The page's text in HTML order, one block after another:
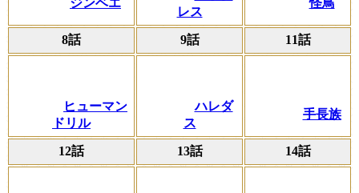
ジンベエ
レス
怪鳥
8話 9話 11話
ヒューマン
ドリル
ハレダ
ス
手長族
12話 13話 14話